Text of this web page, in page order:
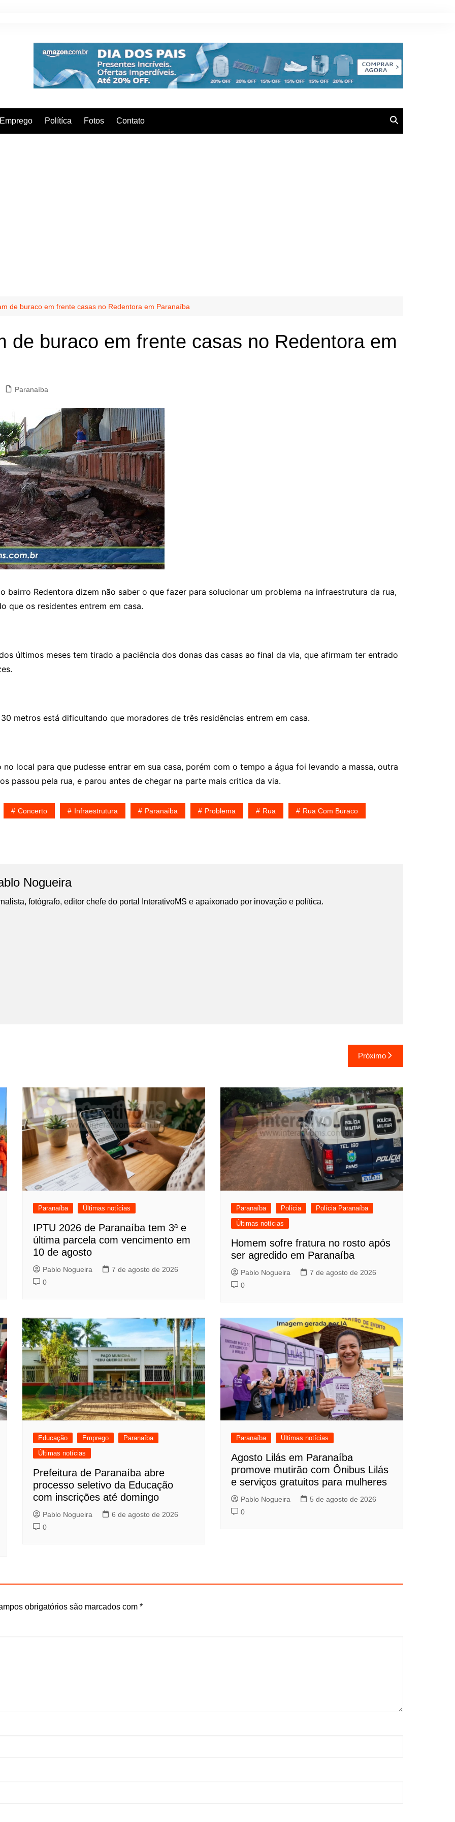
Emprego Polítíca Fotos Contato
de buraco em frente casas no Redentora em Paranaíba
de buraco em frente casas no Redentora em
Paranaíba
bairro Redentora dizem não saber o que fazer para solucionar um problema na infraestrutura da rua,
que os residentes entrem em casa.
últimos meses tem tirado a paciência dos donas das casas ao final da via, que afirmam ter entrado
metros está dificultando que moradores de três residências entrem em casa.
local para que pudesse entrar em sua casa, porém com o tempo a água foi levando a massa, outra
passou pela rua, e parou antes de chegar na parte mais critica da via.
Concerto Infraestrutura Paranaiba Problema Rua Rua Com Buraco
Nogueira
fotógrafo, editor chefe do portal InterativoMS e apaixonado por inovação e política.
Próximo
Paranaíba Últimas notícias
IPTU 2026 de Paranaíba tem 3ª e
última parcela com vencimento em
10 de agosto
Pablo Nogueira
7 de agosto de 2026
0
Paranaíba Polícia
Polícia Paranaíba
Últimas notícias
Homem sofre fratura no rosto após
ser agredido em Paranaíba
Pablo Nogueira
7 de agosto de 2026
0
Educação Emprego
Paranaíba
Últimas notícias
Prefeitura de Paranaíba abre
processo seletivo da Educação
com inscrições até domingo
Pablo Nogueira
6 de agosto de 2026
0
Paranaíba Últimas notícias
Agosto Lilás em Paranaíba
promove mutirão com Ônibus Lilás
e serviços gratuitos para mulheres
Pablo Nogueira
5 de agosto de 2026
0
obrigatórios são marcados com *